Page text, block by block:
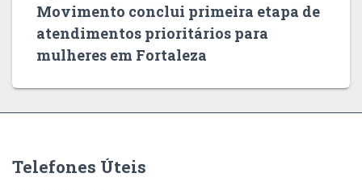
Movimento conclui primeira etapa de
atendimentos prioritários para
mulheres em Fortaleza
Telefones Úteis